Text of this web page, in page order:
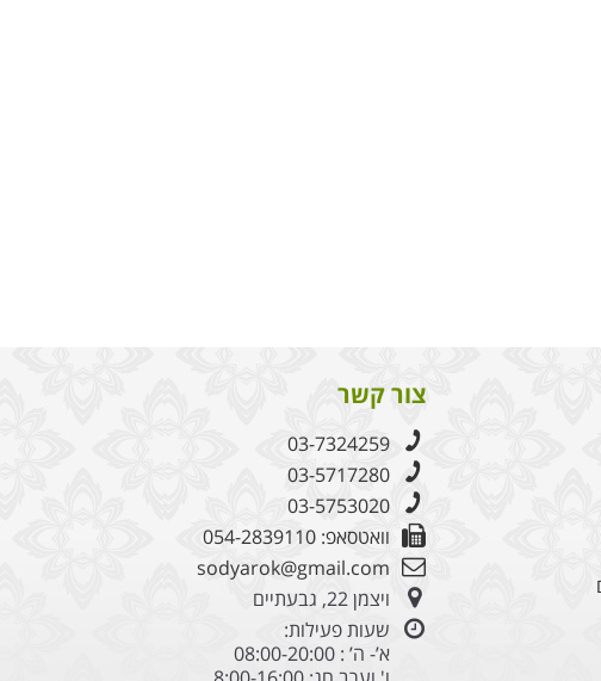
צור קשר
03-7324259
03-5717280
03-5753020
וואטסאפ: 054-2839110
sodyarok@gmail.com
ויצמן 22, גבעתיים
שעות פעילות:
א’- ה’ : 08:00-20:00